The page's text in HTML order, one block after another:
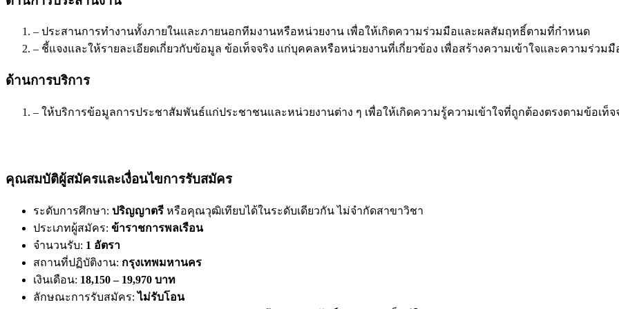
– ประสานการทำงานทั้งภายในและภายนอกทีมงานหรือหน่วยงาน เพื่อให้เกิดความร่วมมือและผลสัมฤทธิ์ตามที่กำหนด
– ชี้แจงและให้รายละเอียดเกี่ยวกับข้อมูล ข้อเท็จจริง แก่บุคคลหรือหน่วยงานที่เกี่ยวข้อง เพื่อสร้างความเข้าใจและความร่วม
ด้านการบริการ
– ให้บริการข้อมูลการประชาสัมพันธ์แก่ประชาชนและหน่วยงานต่าง ๆ เพื่อให้เกิดความรู้ความเข้าใจที่ถูกต้องตรงตามข้อเท็จ
คุณสมบัติผู้สมัครและเงื่อนไขการรับสมัคร
ระดับการศึกษา: ปริญญาตรี หรือคุณวุฒิเทียบได้ในระดับเดียวกัน ไม่จำกัดสาขาวิชา
ประเภทผู้สมัคร: ข้าราชการพลเรือน
จำนวนรับ: 1 อัตรา
สถานที่ปฏิบัติงาน: กรุงเทพมหานคร
เงินเดือน: 18,150 – 19,970 บาท
ลักษณะการรับสมัคร:ไม่รับโอน